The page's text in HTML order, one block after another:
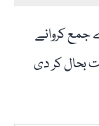
جمع کروانے
بحال کر دی